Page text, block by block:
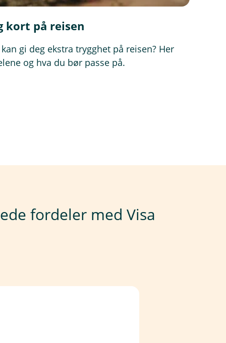
kort på reisen
gi deg ekstra trygghet på reisen? Her
og hva du bør passe på.
fordeler med Visa